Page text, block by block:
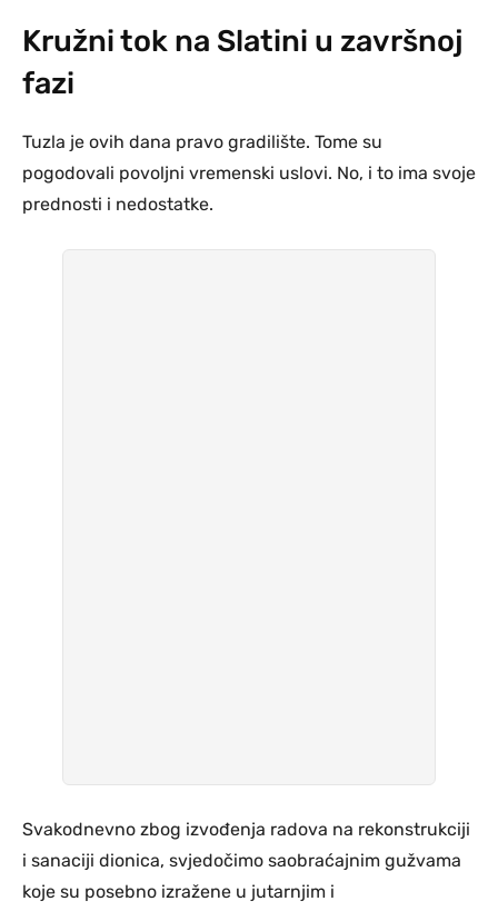
Kružni tok na Slatini u završnoj
fazi
Tuzla je ovih dana pravo gradilište. Tome su
pogodovali povoljni vremenski uslovi. No, i to ima svoje
prednosti i nedostatke.
Svakodnevno zbog izvođenja radova na rekonstrukciji
i sanaciji dionica, svjedočimo saobraćajnim gužvama
koje su posebno izražene u jutarnjim i